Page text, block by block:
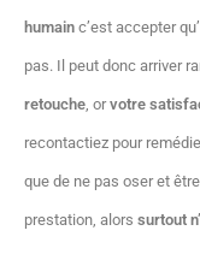
humain c’est accepter
pas. Il peut donc arriver
retouche, orvotre
recontactiez pour
que de ne pas oser et
prestation, alors surtout